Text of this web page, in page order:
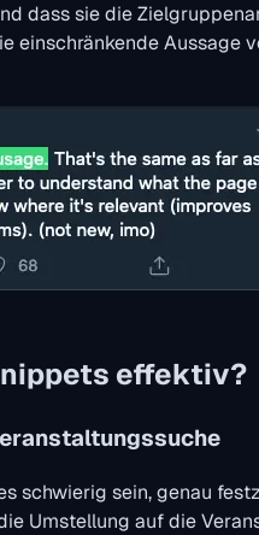
dass sie die
einschränkende
effektiv?
schwierig sein, genau
Umstellung auf die